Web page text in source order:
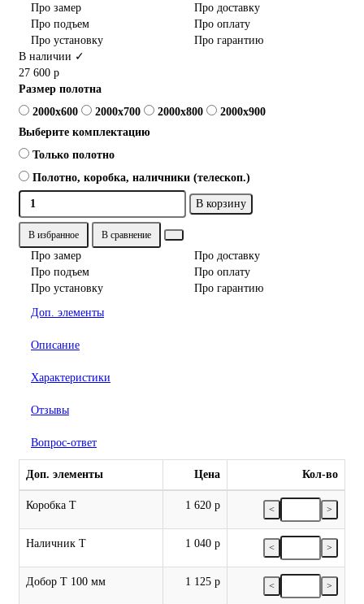
Про замер
Про доставку
Про подъем
Про оплату
Про установку
Про гарантию
В наличии ✓
27 600 р
Размер полотна
2000x600
2000x700 2000x800
2000x900
Выберите комплектацию
Только полотно
Полотно, коробка, наличники (телескоп.)
В корзину
В избранное В сравнение
Про замер
Про доставку
Про подъем
Про оплату
Про установку
Про гарантию
Доп. элементы
Описание
Характеристики
Отзывы
Вопрос-ответ
Доп. элементы Цена Кол-во
Коробка Т 1 620 р < >
Наличник Т 1 040 р < >
Добор Т 100 мм 1 125 р < >